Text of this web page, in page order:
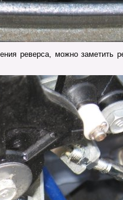
реверса, можно заметить